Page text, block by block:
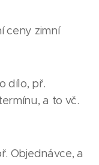
ceny zimní
dílo, př.
a to vč.
Objednávce, a